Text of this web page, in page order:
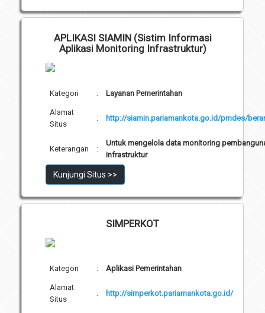
APLIKASI SIAMIN (Sistim Informasi
Aplikasi Monitoring Infrastruktur)
Kategori : Layanan Pemerintahan
Alamat
Situs
: http://siamin.pariamankota.go.id/pmdes/
Keterangan :
Untuk mengelola data monitoring
infrastruktur
Kunjungi Situs >>
SIMPERKOT
Kategori : Aplikasi Pemerintahan
Alamat
Situs
: http://simperkot.pariamankota.go.id/